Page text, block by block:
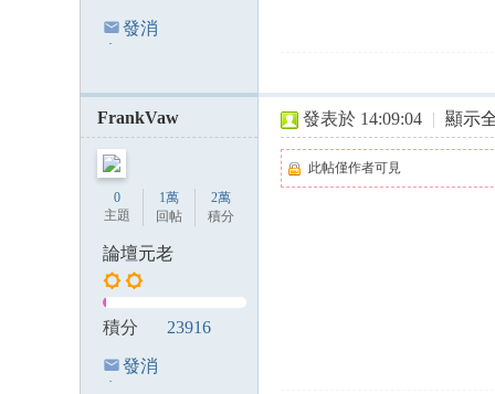
發消
FrankVaw
0
主題
1萬
回帖
2萬
積分
論壇元老
積分 23916
發消
發表於 14:09:04 | 顯示
此帖僅作者可見